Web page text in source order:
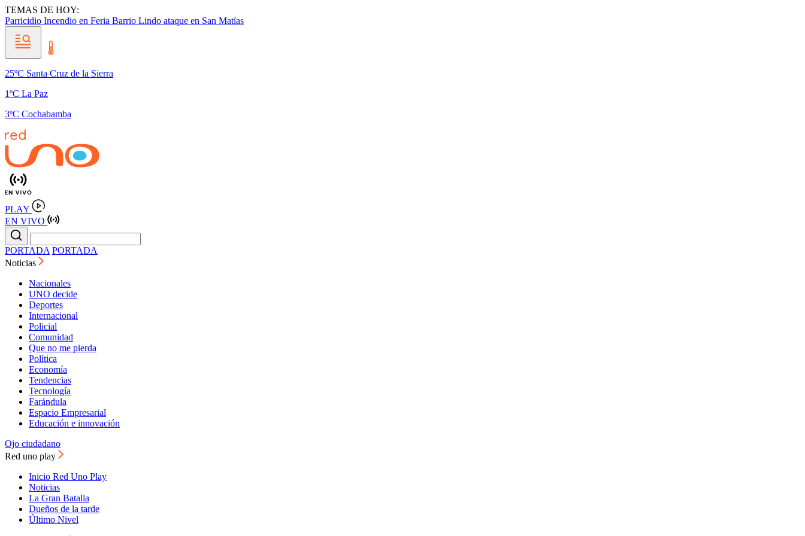
TEMAS DE HOY:
Parricidio Incendio en Feria Barrio Lindo ataque en San Matías
25ºC Santa Cruz de la Sierra
1ºC La Paz
3ºC Cochabamba
PLAY
EN VIVO
PORTADA PORTADA
Noticias
Nacionales
UNO decide
Deportes
Internacional
Policial
Comunidad
Que no me pierda
Política
Economía
Tendencias
Tecnología
Farándula
Espacio Empresarial
Educación e innovación
Ojo ciudadano
Red uno play
Inicio Red Uno Play
Noticias
La Gran Batalla
Dueños de la tarde
Último Nivel